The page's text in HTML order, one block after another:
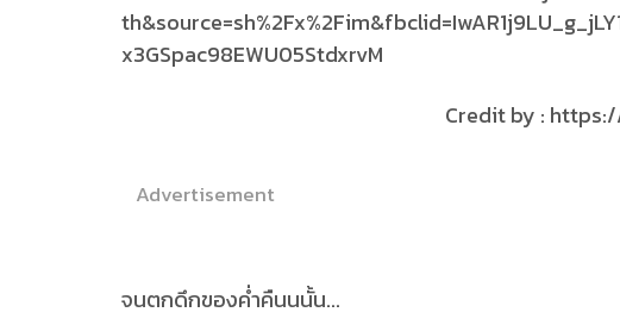
Credit by : https://
Advertisement
จนตกดึกของค่ำคืนนนั้น...